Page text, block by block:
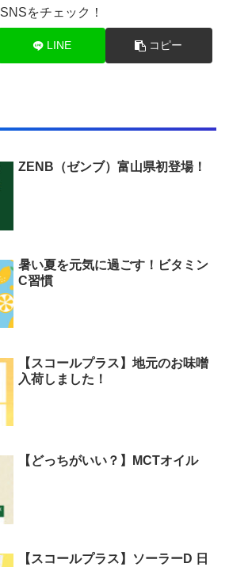
SNSをチェック！
LINE コピー
ZENB（ゼンブ）富山県初登場！
暑い夏を元気に過ごす！ビタミン
C習慣
【スコールプラス】地元のお味噌
入荷しました！
【どっちがいい？】MCTオイル
【スコールプラス】ソーラーD 日